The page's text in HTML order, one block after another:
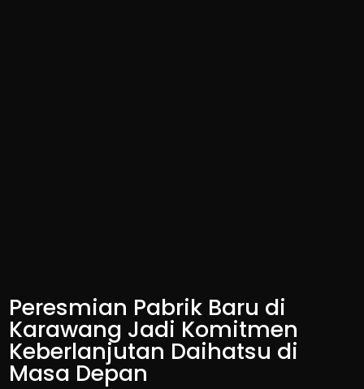
Peresmian Pabrik Baru di
Karawang Jadi Komitmen
Keberlanjutan Daihatsu di
Masa Depan